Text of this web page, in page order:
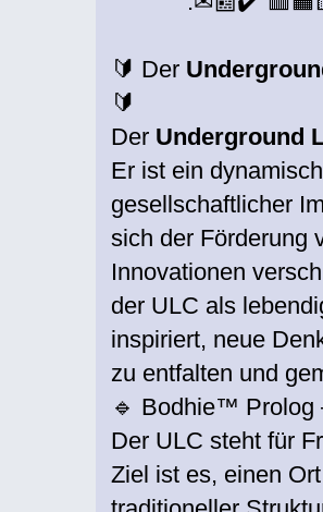
🔰 Der
🔰
Der Underground
Er ist ein
gesellschaftlicher
sich der Förderung
Innovationen
der ULC als
inspiriert, neue
zu entfalten und
🔹 Bodhie™ Prolog
Der ULC steht für
Ziel ist es, einen